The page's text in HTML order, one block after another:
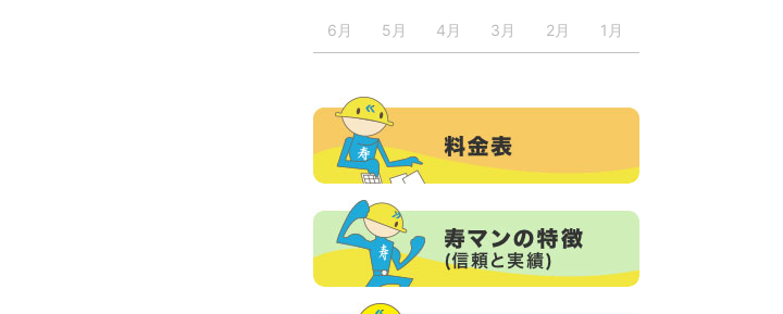
6月 5月 4月 3月 2月 1月